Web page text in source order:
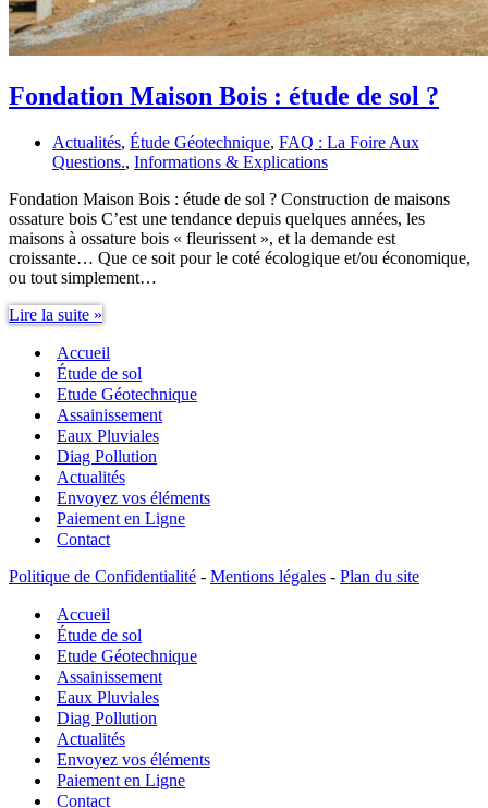
Fondation Maison Bois : étude de sol ?
Actualités, Étude Géotechnique, FAQ : La Foire Aux
Questions., Informations & Explications
Fondation Maison Bois : étude de sol ? Construction de maisons
ossature bois C’est une tendance depuis quelques années, les
maisons à ossature bois « fleurissent », et la demande est
croissante… Que ce soit pour le coté écologique et/ou économique,
ou tout simplement…
Lire la suite »
Bois
:
étude
de
sol
?
Accueil
Étude de sol
Etude Géotechnique
Assainissement
Eaux Pluviales
Diag Pollution
Actualités
Envoyez vos éléments
Paiement en Ligne
Contact
Politique de Confidentialité - Mentions légales - Plan du site
Accueil
Étude de sol
Etude Géotechnique
Assainissement
Eaux Pluviales
Diag Pollution
Actualités
Envoyez vos éléments
Paiement en Ligne
Contact